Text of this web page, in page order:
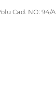
Cad. NO: 94/A